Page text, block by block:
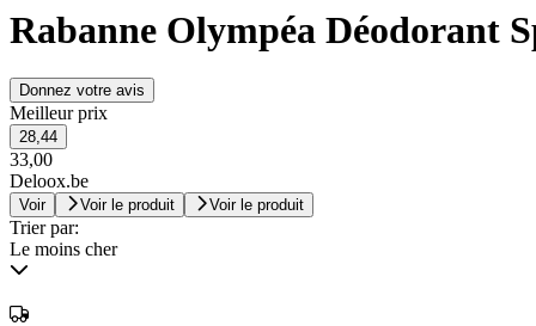
Rabanne Olympéa Déodorant
Donnez votre avis
Meilleur prix
28,44
33,00
Deloox.be
Voir Voir le produit Voir le produit
Trier par:
Le moins cher